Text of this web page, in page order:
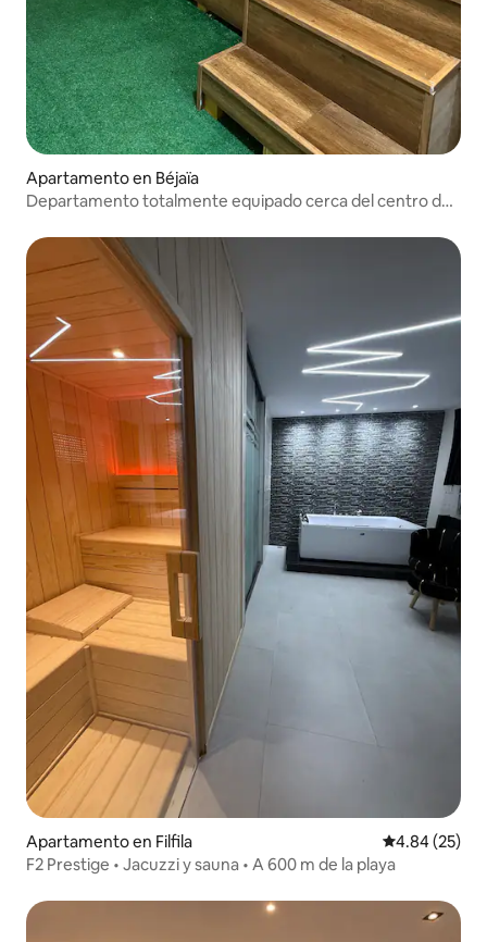
Apartamento en Béjaïa
Departamento totalmente equipado cerca del centro de
Apartamento en Filfila Calificación
4.84 (25)
F2 Prestige • Jacuzzi y sauna • A 600 m de la playa